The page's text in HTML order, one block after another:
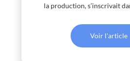
la production, s’inscrivait
Voir l'article